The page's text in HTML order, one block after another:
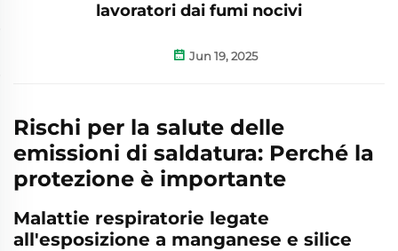
lavoratori dai fumi nocivi
Jun 19, 2025
Rischi per la salute delle
emissioni di saldatura: Perché la
protezione è importante
Malattie respiratorie legate
all'esposizione a manganese e silice